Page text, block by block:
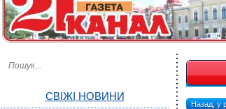
СВІЖІ НОВИНИ
Назад, у